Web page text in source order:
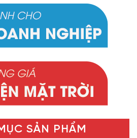
SẢN PHẨM